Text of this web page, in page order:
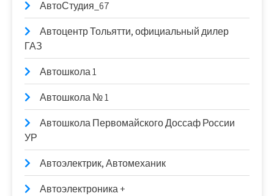
АвтоСтудия_67
Автоцентр Тольятти, официальный дилер
ГАЗ
Автошкола 1
Автошкола № 1
Автошкола Первомайского Доссаф России
УР
Автоэлектрик, Автомеханик
Автоэлектроника +